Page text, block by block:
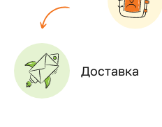
Доставка